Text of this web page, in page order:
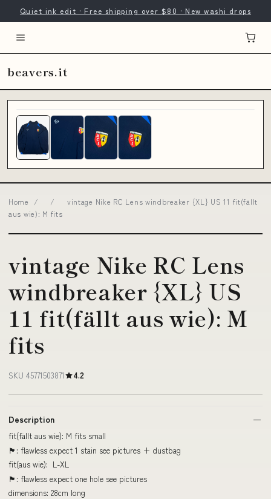
Quiet ink edit · Free shipping over $80 · New washi drops
beavers.it
Home / /
vintage Nike RC Lens windbreaker {XL} US 11 fit(fällt
aus wie): M fits
vintage Nike RC Lens
windbreaker {XL} US
11 fit(fällt aus wie): M
fits
SKU 45771503871 4.2
Description
fit(fällt aus wie): M fits small
🏴󠁧󠁢󠁥󠁮󠁧󠁿: flawless expect 1 stain see pictures + dustbag
fit(aus wie): L-XL
🏴󠁧󠁢󠁥󠁮󠁧󠁿: flawless expect one hole see pictures
dimensions: 28cm long